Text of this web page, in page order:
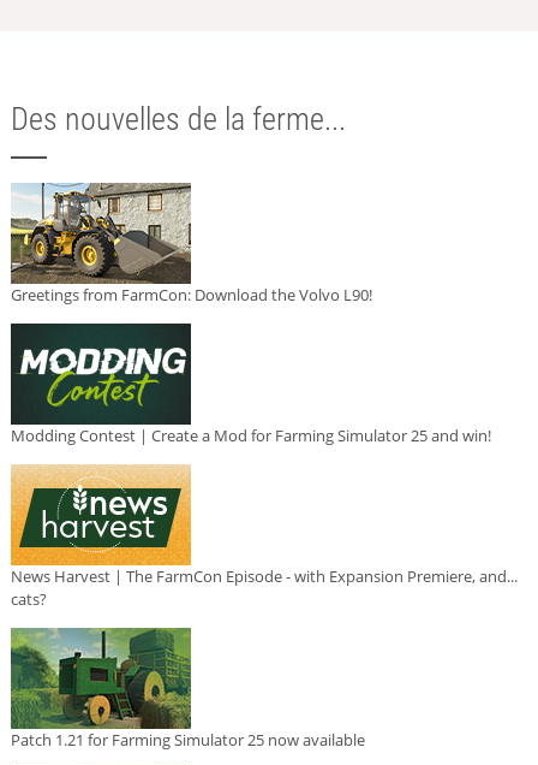
Des nouvelles de la ferme...
Greetings from FarmCon: Download the Volvo L90!
Modding Contest | Create a Mod for Farming Simulator 25 and win!
News Harvest | The FarmCon Episode - with Expansion Premiere, and...
cats?
Patch 1.21 for Farming Simulator 25 now available